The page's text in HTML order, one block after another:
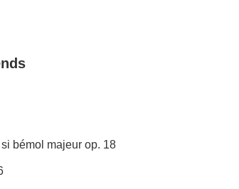
bémol majeur op. 18